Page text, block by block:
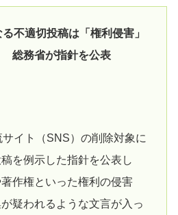
不適切投稿は「権利侵害」
総務省が指針を公表
イト（SNS）の削除対象に
を例示した指針を公表し
作権といった権利の侵害
疑われるような文言が入っ